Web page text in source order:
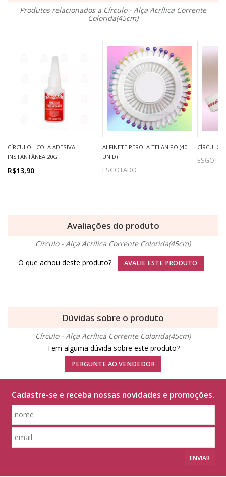
Produtos relacionados a Círculo - Alça Acrílica Corrente
Colorida(45cm)
CÍRCULO - COLA ADESIVA
INSTANTÂNEA 20G
R$13,90
ALFINETE PEROLA TELANIPO (40
UNID)
ESGOTADO
CÍRCULO
Avaliações do produto
Círculo - Alça Acrílica Corrente Colorida(45cm)
O que achou deste produto?
AVALIE ESTE PRODUTO
Dúvidas sobre o produto
Círculo - Alça Acrílica Corrente Colorida(45cm)
Tem alguma dúvida sobre este produto?
PERGUNTE AO VENDEDOR
Cadastre-se e receba nossas novidades e promoções.
ENVIAR